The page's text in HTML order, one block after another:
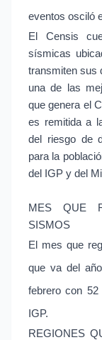
eventos osciló
El Censis
sísmicas
transmiten sus
una de las
que genera el
es remitida a
del riesgo de
para la
del IGP y del
MES QUE
SISMOS
El mes que
que va del
febrero con 52
IGP.
REGIONES